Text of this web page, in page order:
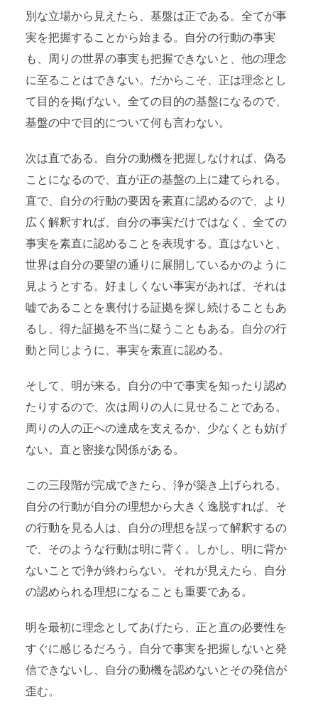
別な立場から見えたら、基盤は正である。全てが事
実を把握することから始まる。自分の行動の事実
も、周りの世界の事実も把握できないと、他の理念
に至ることはできない。だからこそ、正は理念とし
て目的を掲げない。全ての目的の基盤になるので、
基盤の中で目的について何も言わない。
次は直である。自分の動機を把握しなければ、偽る
ことになるので、直が正の基盤の上に建てられる。
直で、自分の行動の要因を素直に認めるので、より
広く解釈すれば、自分の事実だけではなく、全ての
事実を素直に認めることを表現する。直はないと、
世界は自分の要望の通りに展開しているかのように
見ようとする。好ましくない事実があれば、それは
嘘であることを裏付ける証拠を探し続けることもあ
るし、得た証拠を不当に疑うこともある。自分の行
動と同じように、事実を素直に認める。
そして、明が来る。自分の中で事実を知ったり認め
たりするので、次は周りの人に見せることである。
周りの人の正への達成を支えるか、少なくとも妨げ
ない。直と密接な関係がある。
この三段階が完成できたら、浄が築き上げられる。
自分の行動が自分の理想から大きく逸脱すれば、そ
の行動を見る人は、自分の理想を誤って解釈するの
で、そのような行動は明に背く。しかし、明に背か
ないことで浄が終わらない。それが見えたら、自分
の認められる理想になることも重要である。
明を最初に理念としてあげたら、正と直の必要性を
すぐに感じるだろう。自分で事実を把握しないと発
信できないし、自分の動機を認めないとその発信が
歪む。